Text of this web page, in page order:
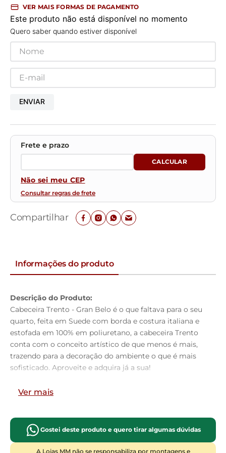
VER MAIS FORMAS DE PAGAMENTO
Este produto não está disponível no momento
Quero saber quando estiver disponível
ENVIAR
Não sei meu CEP
Consultar regras de frete
Compartilhar
Informações do produto
Descrição do Produto:
Cabeceira Trento - Gran Belo é o que faltava para o seu
quarto, feita em Suede com borda e costura italiana e
estofada em 100% em poliuretano, a cabeceira Trento
conta com o conceito artístico de que menos é mais,
trazendo para a decoração do ambiente o que é mais
sofisticado. Aproveite e adquira já a sua!
Altura:125cm
Profundidade:
Características do Produto:
Ver mais
Gostei deste produto e quero tirar algumas dúvidas
A Lojas MM não se responsabiliza por montagens e